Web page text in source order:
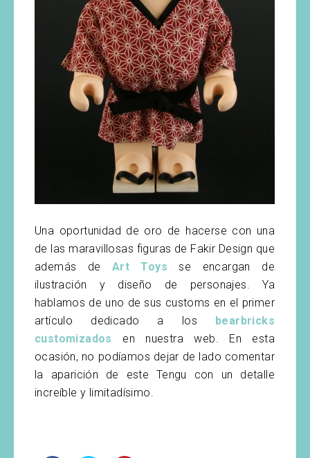
Una oportunidad de oro de hacerse con una
de las maravillosas figuras de Fakir Design que
además de Art Toys se encargan de
ilustración y diseño de personajes. Ya
hablamos de uno de sus customs en el primer
artículo dedicado a los bearbricks
customizados en nuestra web. En esta
ocasión, no podíamos dejar de lado comentar
la aparición de este Tengu con un detalle
increíble y limitadísimo.